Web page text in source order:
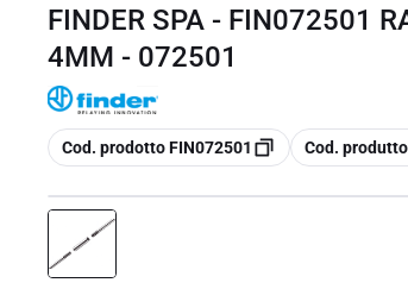
FINDER SPA - FIN072501
4MM - 072501
copia
Cod. prodotto FIN072501 copia
Cod.